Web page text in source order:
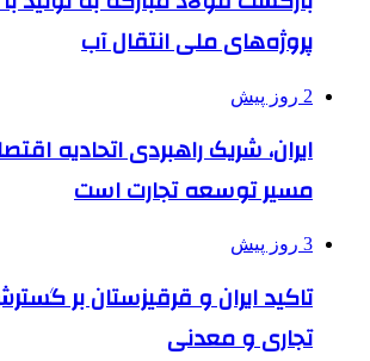
پروژه‌های ملی انتقال آب
2 روز پیش
ایران، شریک راهبردی اتحادیه
مسیر توسعه تجارت است
3 روز پیش
تاکید ایران و قرقیزستان بر
تجاری و معدنی